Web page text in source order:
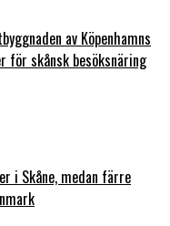
av Köpenhamns
för skånsk besöksnäring
i Skåne, medan färre